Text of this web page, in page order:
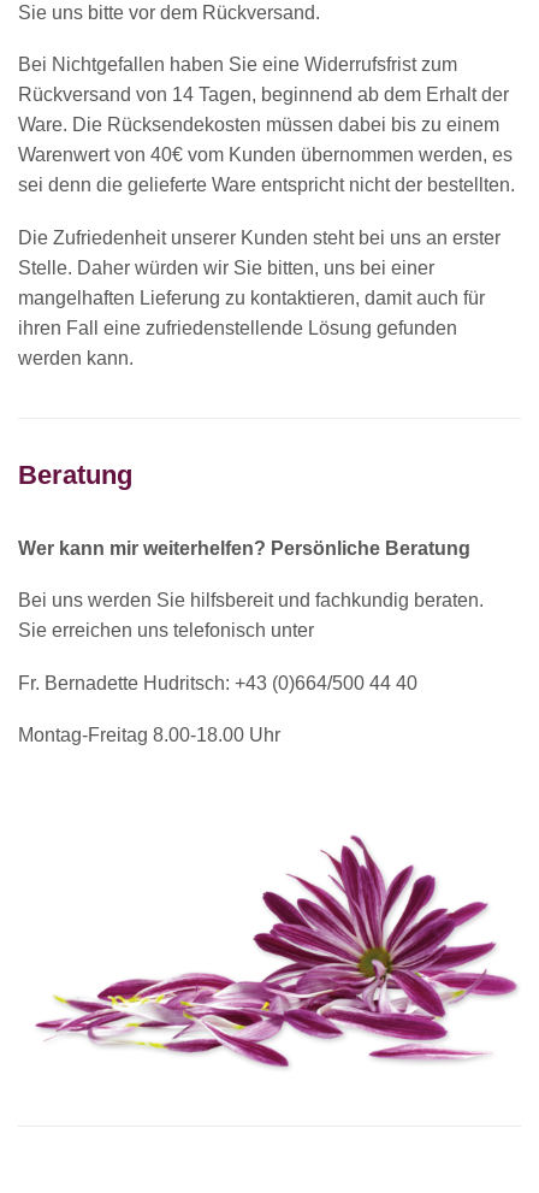
Sie uns bitte vor dem Rückversand.
Bei Nichtgefallen haben Sie eine Widerrufsfrist zum
Rückversand von 14 Tagen, beginnend ab dem Erhalt der
Ware. Die Rücksendekosten müssen dabei bis zu einem
Warenwert von 40€ vom Kunden übernommen werden, es
sei denn die gelieferte Ware entspricht nicht der bestellten.
Die Zufriedenheit unserer Kunden steht bei uns an erster
Stelle. Daher würden wir Sie bitten, uns bei einer
mangelhaften Lieferung zu kontaktieren, damit auch für
ihren Fall eine zufriedenstellende Lösung gefunden
werden kann.
Beratung
Wer kann mir weiterhelfen? Persönliche Beratung
Bei uns werden Sie hilfsbereit und fachkundig beraten.
Sie erreichen uns telefonisch unter
Fr. Bernadette Hudritsch: +43 (0)664/500 44 40
Montag-Freitag 8.00-18.00 Uhr